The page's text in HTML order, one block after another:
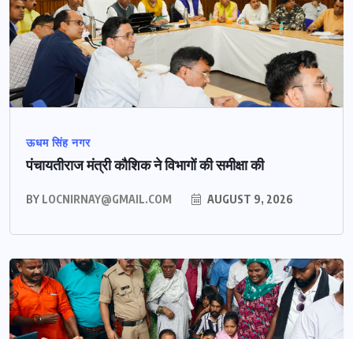
ऊधम सिंह नगर
पंचायतीराज मंत्री कौशिक ने विभागों की समीक्षा की
BY LOCNIRNAY@GMAIL.COM AUGUST 9, 2026